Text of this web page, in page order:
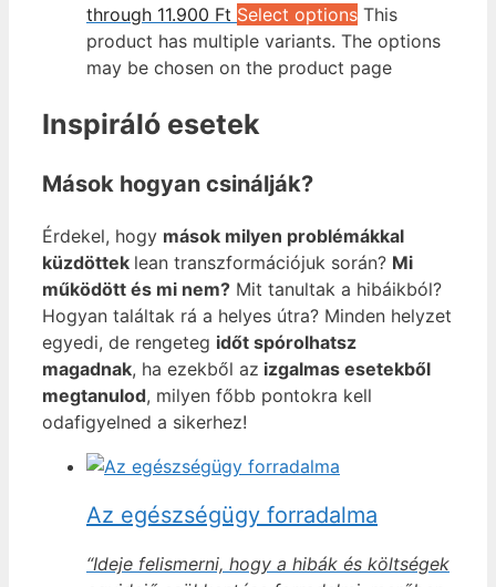
through 11.900 Ft Select options This
product has multiple variants. The options
may be chosen on the product page
Inspiráló esetek
Mások hogyan csinálják?
Érdekel, hogy mások milyen problémákkal
küzdöttek lean transzformációjuk során? Mi
működött és mi nem? Mit tanultak a hibáikból?
Hogyan találtak rá a helyes útra? Minden helyzet
egyedi, de rengeteg időt spórolhatsz
magadnak, ha ezekből az izgalmas esetekből
megtanulod, milyen főbb pontokra kell
odafigyelned a sikerhez!
Az egészségügy forradalma
“Ideje felismerni, hogy a hibák és költségek